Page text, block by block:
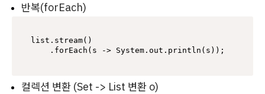
반복(forEach)
list.stream()
컬렉션 변환 (Set -> List 변환 o)